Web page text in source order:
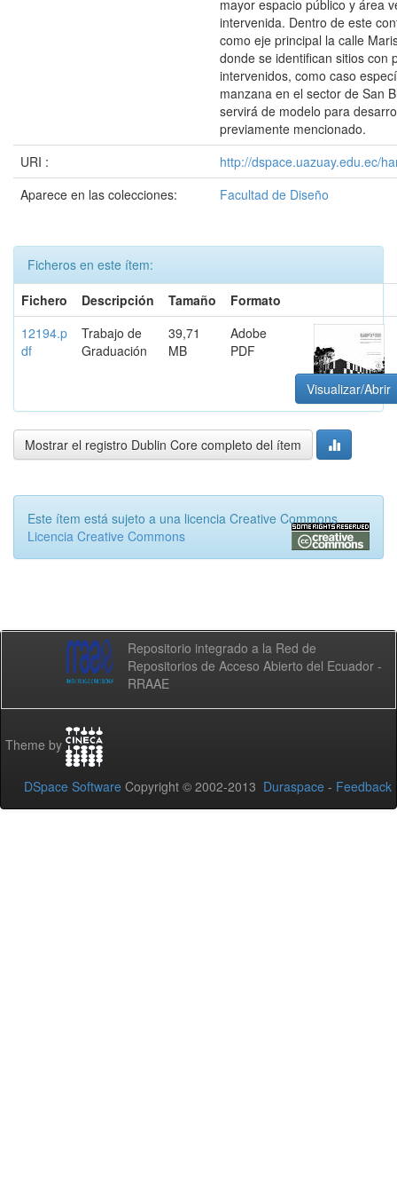
mayor espacio público y área
intervenida. Dentro de este
como eje principal la calle
donde se identifican sitios con
intervenidos, como caso
manzana en el sector de San
servirá́ de modelo para
previamente mencionado.
URI :
http://dspace.uazuay.edu.ec/
Aparece en las colecciones:
Facultad de Diseño
Ficheros en este ítem:
Fichero
Descripción Tamaño
Formato
12194.p
df
Trabajo de
Graduación
39,71
MB
Adobe
PDF
Visualizar/Abrir
Mostrar el registro Dublin Core completo del ítem
Este ítem está sujeto a una licencia Creative Commons
Licencia Creative Commons
Repositorio integrado a la Red de
Repositorios de Acceso Abierto del Ecuador -
RRAAE
Theme by
DSpace Software Copyright © 2002-2013 Duraspace - Feedback